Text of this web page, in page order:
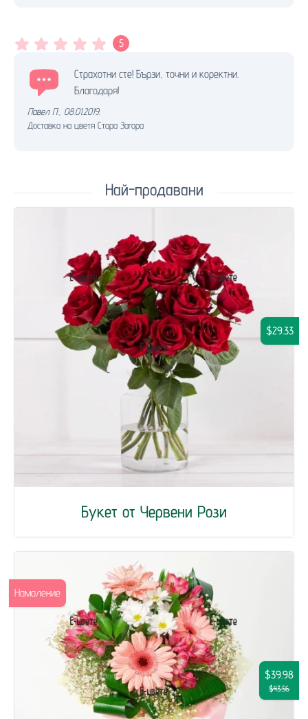
5
Страхотни сте! Бързи, точни и коректни.
Благодаря!
Павел П. 08.01.2019.
Доставка на цветя Стара Загора
Най-продавани
Букет от Червени Рози
$29.33
$39.98
$43.56
Намаление